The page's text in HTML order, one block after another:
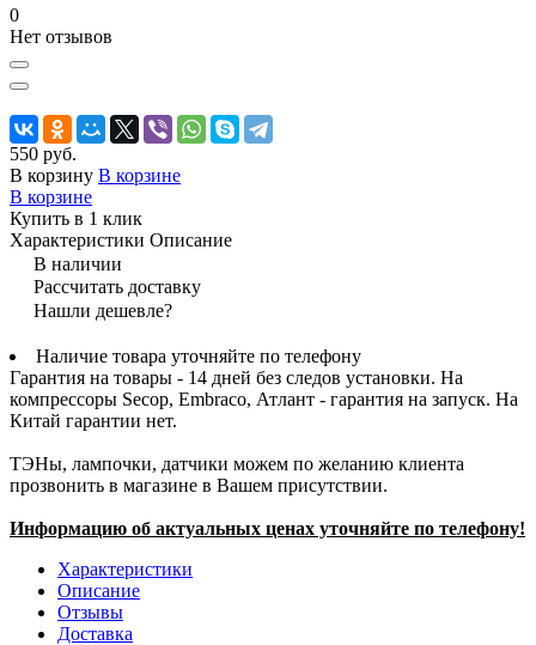
0
Нет отзывов
550 руб.
В корзину В корзине
В корзине
Купить в 1 клик
Характеристики Описание
В наличии
Рассчитать доставку
Нашли дешевле?
Наличие товара уточняйте по телефону
Гарантия на товары - 14 дней без следов установки. На
компрессоры Secop, Embraco, Атлант - гарантия на запуск. На
Китай гарантии нет.
ТЭНы, лампочки, датчики можем по желанию клиента
прозвонить в магазине в Вашем присутствии.
Информацию об актуальных ценах уточняйте по телефону!
Характеристики
Описание
Отзывы
Доставка